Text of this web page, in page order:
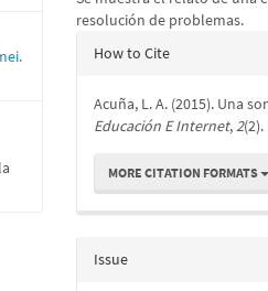
resolución de problemas.
Article
How to Cite
Acuña, L. A. (2015). Una
Educación E Internet,2
MORE CITATION FORMATS
Issue